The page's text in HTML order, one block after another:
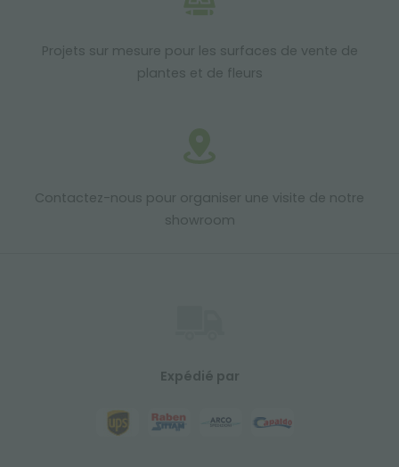
Projets sur mesure pour les surfaces de vente de
plantes et de fleurs
Contactez-nous pour organiser une visite de notre
showroom
Expédié par